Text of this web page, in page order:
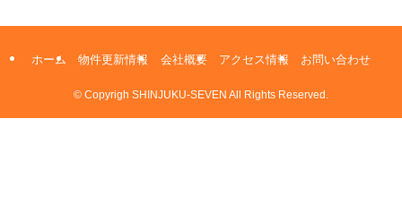
ホーム 物件更新情報 会社概要 アクセス情報 お問い合わせ
© Copyrigh SHINJUKU-SEVEN All Rights Reserved.